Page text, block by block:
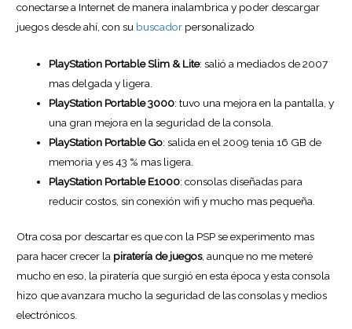
conectarse a Internet de manera inalambrica y poder descargar
juegos desde ahí, con su buscador personalizado
PlayStation Portable Slim & Lite: salió a mediados de 2007
mas delgada y ligera.
PlayStation Portable 3000: tuvo una mejora en la pantalla, y
una gran mejora en la seguridad de la consola.
PlayStation Portable Go: salida en el 2009 tenia 16 GB de
memoria y es 43 % mas ligera.
PlayStation Portable E1000: consolas diseñadas para
reducir costos, sin conexión wifi y mucho mas pequeña.
Otra cosa por descartar es que con la PSP se experimento mas
para hacer crecer la piratería de juegos, aunque no me meteré
mucho en eso, la piratería que surgió en esta época y esta consola
hizo que avanzara mucho la seguridad de las consolas y medios
electrónicos.